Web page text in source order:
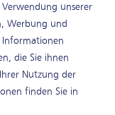
unserer
Werbung und
Informationen
die Sie ihnen
Nutzung der
finden Sie in